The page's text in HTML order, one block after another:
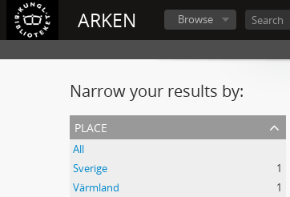
ARKEN Browse
Narrow your results by:
place
All
Sverige
1
Värmland
1